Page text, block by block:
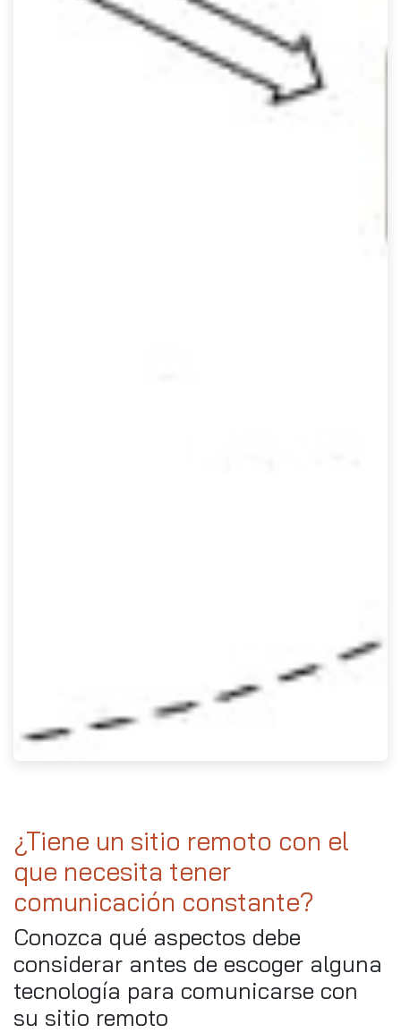
¿Tiene un sitio remoto con el
que necesita tener
comunicación constante?
Conozca qué aspectos debe
considerar antes de escoger alguna
tecnología para comunicarse con
su sitio remoto